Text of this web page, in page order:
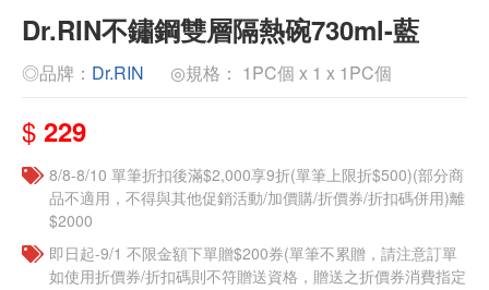
Dr.RIN不鏽鋼雙層隔熱碗730ml-藍
◎品牌： Dr.RIN ◎規格： 1PC個 x 1 x 1PC個
$ 229
8/8-8/10 單筆折扣後滿$2,000享9折(單筆上限折$500)(部分商
品不適用，不得與其他促銷活動/加價購/折價券/折扣碼併用)離
$2000
即日起-9/1 不限金額下單贈$200券(單筆不累贈，請注意訂單
如使用折價券/折扣碼則不符贈送資格，贈送之折價券消費指定